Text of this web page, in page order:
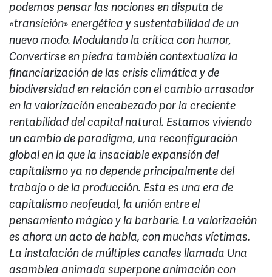
podemos pensar las nociones en disputa de
«transición» energética y sustentabilidad de un
nuevo modo. Modulando la crítica con humor,
Convertirse en piedra también contextualiza la
financiarización de las crisis climática y de
biodiversidad en relación con el cambio arrasador
en la valorización encabezado por la creciente
rentabilidad del capital natural. Estamos viviendo
un cambio de paradigma, una reconfiguración
global en la que la insaciable expansión del
capitalismo ya no depende principalmente del
trabajo o de la producción. Esta es una era de
capitalismo neofeudal, la unión entre el
pensamiento mágico y la barbarie. La valorización
es ahora un acto de habla, con muchas víctimas.
La instalación de múltiples canales llamada Una
asamblea animada superpone animación con